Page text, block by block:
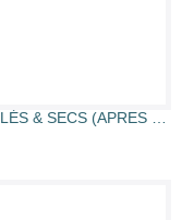
APRÈS SHAMPOING CHEVEUX BOUCLÉS & SECS (APRES SHAMPOING)